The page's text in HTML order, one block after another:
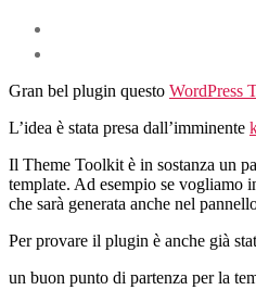
Gran bel plugin questo WordPress
L’idea è stata presa dall’imminente
Il Theme Toolkit è in sostanza un
template. Ad esempio se vogliamo
che sarà generata anche nel
Per provare il plugin è anche già
un buon punto di partenza per la